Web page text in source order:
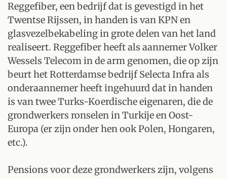
Reggefiber, een bedrijf dat is gevestigd in het
Twentse Rijssen, in handen is van KPN en
glasvezelbekabeling in grote delen van het land
realiseert. Reggefiber heeft als aannemer Volker
Wessels Telecom in de arm genomen, die op zijn
beurt het Rotterdamse bedrijf Selecta Infra als
onderaannemer heeft ingehuurd dat in handen
is van twee Turks-Koerdische eigenaren, die de
grondwerkers ronselen in Turkije en Oost-
Europa (er zijn onder hen ook Polen, Hongaren,
etc.).
Pensions voor deze grondwerkers zijn, volgens